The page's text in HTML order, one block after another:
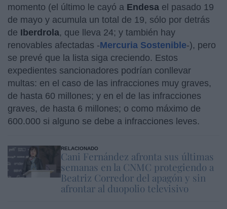
momento (el último le cayó a Endesa el pasado 19
de mayo y acumula un total de 19, sólo por detrás
de Iberdrola, que lleva 24; y también hay
renovables afectadas -Mercuria Sostenible-), pero
se prevé que la lista siga creciendo. Estos
expedientes sancionadores podrían conllevar
multas: en el caso de las infracciones muy graves,
de hasta 60 millones; y en el de las infracciones
graves, de hasta 6 millones; o como máximo de
600.000 si alguno se debe a infracciones leves.
RELACIONADO
Cani Fernández afronta sus últimas
semanas en la CNMC protegiendo a
Beatriz Corredor del apagón y sin
afrontar al duopolio televisivo